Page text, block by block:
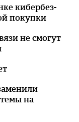
кибербез-
покупки
не смогут
на